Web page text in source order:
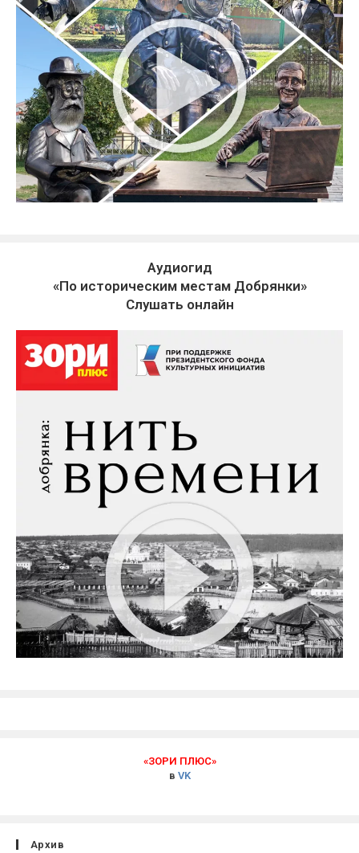
Аудиогид
«По историческим местам Добрянки»
Слушать онлайн
«ЗОРИ ПЛЮС»
в VK
Архив